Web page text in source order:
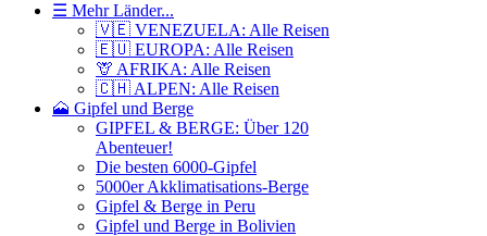
☰ Mehr Länder...
🇻🇪 VENEZUELA: Alle Reisen
🇪🇺 EUROPA: Alle Reisen
🦒 AFRIKA: Alle Reisen
🇨🇭 ALPEN: Alle Reisen
🗻 Gipfel und Berge
GIPFEL & BERGE: Über 120
Abenteuer!
Die besten 6000-Gipfel
5000er Akklimatisations-Berge
Gipfel & Berge in Peru
Gipfel und Berge in Bolivien